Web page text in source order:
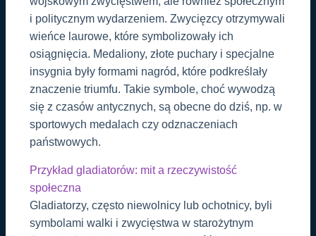
i politycznym wydarzeniem. Zwycięzcy otrzymywali
wieńce laurowe, które symbolizowały ich
osiągnięcia. Medaliony, złote puchary i specjalne
insygnia były formami nagród, które podkreślały
znaczenie triumfu. Takie symbole, choć wywodzą
się z czasów antycznych, są obecne do dziś, np. w
sportowych medalach czy odznaczeniach
państwowych.
Przykład gladiatorów: mit a rzeczywistość
społeczna
Gladiatorzy, często niewolnicy lub ochotnicy, byli
symbolami walki i zwycięstwa w starożytnym